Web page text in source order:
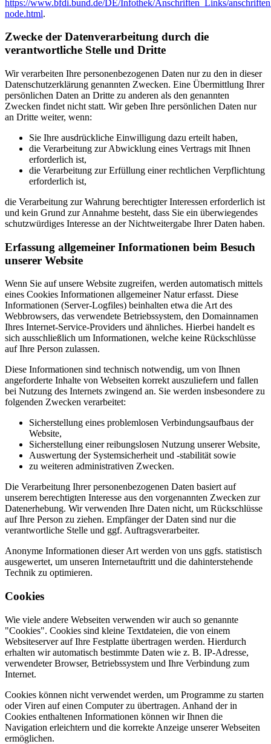
https://www.bfdi.bund.de/DE/Infothek/Anschriften_Links/
node.html.
Zwecke der Datenverarbeitung durch die
verantwortliche Stelle und Dritte
Wir verarbeiten Ihre personenbezogenen Daten nur zu den in dieser
Datenschutzerklärung genannten Zwecken. Eine Übermittlung Ihrer
persönlichen Daten an Dritte zu anderen als den genannten
Zwecken findet nicht statt. Wir geben Ihre persönlichen Daten nur
an Dritte weiter, wenn:
Sie Ihre ausdrückliche Einwilligung dazu erteilt haben,
die Verarbeitung zur Abwicklung eines Vertrags mit Ihnen
erforderlich ist,
die Verarbeitung zur Erfüllung einer rechtlichen Verpflichtung
erforderlich ist,
die Verarbeitung zur Wahrung berechtigter Interessen erforderlich ist
und kein Grund zur Annahme besteht, dass Sie ein überwiegendes
schutzwürdiges Interesse an der Nichtweitergabe Ihrer Daten haben.
Erfassung allgemeiner Informationen beim Besuch
unserer Website
Wenn Sie auf unsere Website zugreifen, werden automatisch mittels
eines Cookies Informationen allgemeiner Natur erfasst. Diese
Informationen (Server-Logfiles) beinhalten etwa die Art des
Webbrowsers, das verwendete Betriebssystem, den Domainnamen
Ihres Internet-Service-Providers und ähnliches. Hierbei handelt es
sich ausschließlich um Informationen, welche keine Rückschlüsse
auf Ihre Person zulassen.
Diese Informationen sind technisch notwendig, um von Ihnen
angeforderte Inhalte von Webseiten korrekt auszuliefern und fallen
bei Nutzung des Internets zwingend an. Sie werden insbesondere zu
folgenden Zwecken verarbeitet:
Sicherstellung eines problemlosen Verbindungsaufbaus der
Website,
Sicherstellung einer reibungslosen Nutzung unserer Website,
Auswertung der Systemsicherheit und -stabilität sowie
zu weiteren administrativen Zwecken.
Die Verarbeitung Ihrer personenbezogenen Daten basiert auf
unserem berechtigten Interesse aus den vorgenannten Zwecken zur
Datenerhebung. Wir verwenden Ihre Daten nicht, um Rückschlüsse
auf Ihre Person zu ziehen. Empfänger der Daten sind nur die
verantwortliche Stelle und ggf. Auftragsverarbeiter.
Anonyme Informationen dieser Art werden von uns ggfs. statistisch
ausgewertet, um unseren Internetauftritt und die dahinterstehende
Technik zu optimieren.
Cookies
Wie viele andere Webseiten verwenden wir auch so genannte
"Cookies". Cookies sind kleine Textdateien, die von einem
Websiteserver auf Ihre Festplatte übertragen werden. Hierdurch
erhalten wir automatisch bestimmte Daten wie z. B. IP-Adresse,
verwendeter Browser, Betriebssystem und Ihre Verbindung zum
Internet.
Cookies können nicht verwendet werden, um Programme zu starten
oder Viren auf einen Computer zu übertragen. Anhand der in
Cookies enthaltenen Informationen können wir Ihnen die
Navigation erleichtern und die korrekte Anzeige unserer Webseiten
ermöglichen.